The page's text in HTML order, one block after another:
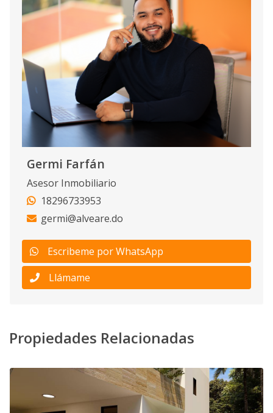
Germi Farfán
Asesor Inmobiliario
18296733953
germi@alveare.do
Escribeme por WhatsApp
Llámame
Propiedades Relacionadas